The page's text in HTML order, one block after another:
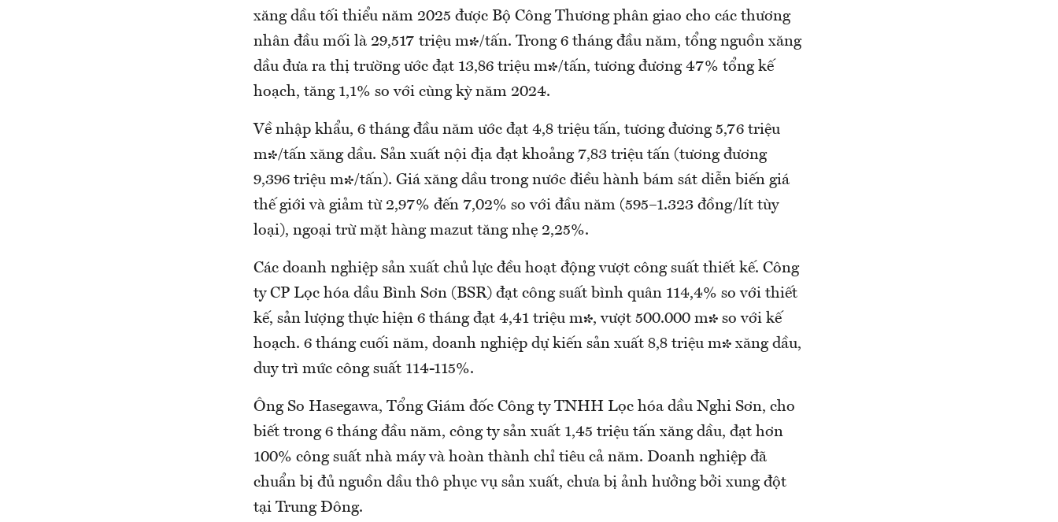
xăng dầu tối thiểu năm 2025 được Bộ Công Thương phân giao cho các thương
nhân đầu mối là 29,517 triệu m³/tấn. Trong 6 tháng đầu năm, tổng nguồn xăng
dầu đưa ra thị trường ước đạt 13,86 triệu m³/tấn, tương đương 47% tổng kế
hoạch, tăng 1,1% so với cùng kỳ năm 2024.
Về nhập khẩu, 6 tháng đầu năm ước đạt 4,8 triệu tấn, tương đương 5,76 triệu
m³/tấn xăng dầu. Sản xuất nội địa đạt khoảng 7,83 triệu tấn (tương đương
9,396 triệu m³/tấn). Giá xăng dầu trong nước điều hành bám sát diễn biến giá
thế giới và giảm từ 2,97% đến 7,02% so với đầu năm (595–1.323 đồng/lít tùy
loại), ngoại trừ mặt hàng mazut tăng nhẹ 2,25%.
Các doanh nghiệp sản xuất chủ lực đều hoạt động vượt công suất thiết kế. Công
ty CP Lọc hóa dầu Bình Sơn (BSR) đạt công suất bình quân 114,4% so với thiết
kế, sản lượng thực hiện 6 tháng đạt 4,41 triệu m³, vượt 500.000 m³ so với kế
hoạch. 6 tháng cuối năm, doanh nghiệp dự kiến sản xuất 8,8 triệu m³ xăng dầu,
duy trì mức công suất 114-115%.
Ông So Hasegawa, Tổng Giám đốc Công ty TNHH Lọc hóa dầu Nghi Sơn, cho
biết trong 6 tháng đầu năm, công ty sản xuất 1,45 triệu tấn xăng dầu, đạt hơn
100% công suất nhà máy và hoàn thành chỉ tiêu cả năm. Doanh nghiệp đã
chuẩn bị đủ nguồn dầu thô phục vụ sản xuất, chưa bị ảnh hưởng bởi xung đột
tại Trung Đông.